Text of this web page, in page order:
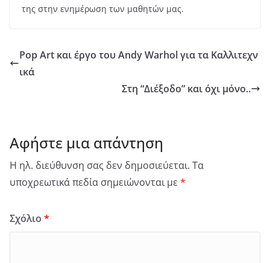
της στην ενημέρωση των μαθητών μας.
Pop Art και έργο του Andy Warhol για τα Καλλιτεχν
ικά
Στη “Διέξοδο” και όχι μόνο..
Αφήστε μια απάντηση
Η ηλ. διεύθυνση σας δεν δημοσιεύεται. Τα
υποχρεωτικά πεδία σημειώνονται με *
Σχόλιο *